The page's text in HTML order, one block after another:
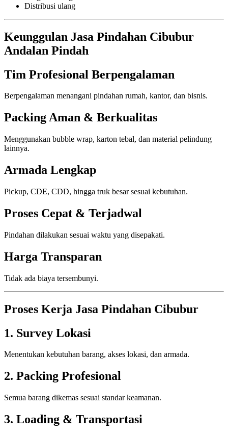
Distribusi ulang
Keunggulan Jasa Pindahan Cibubur
Andalan Pindah
Tim Profesional Berpengalaman
Berpengalaman menangani pindahan rumah, kantor, dan bisnis.
Packing Aman & Berkualitas
Menggunakan bubble wrap, karton tebal, dan material pelindung
lainnya.
Armada Lengkap
Pickup, CDE, CDD, hingga truk besar sesuai kebutuhan.
Proses Cepat & Terjadwal
Pindahan dilakukan sesuai waktu yang disepakati.
Harga Transparan
Tidak ada biaya tersembunyi.
Proses Kerja Jasa Pindahan Cibubur
1. Survey Lokasi
Menentukan kebutuhan barang, akses lokasi, dan armada.
2. Packing Profesional
Semua barang dikemas sesuai standar keamanan.
3. Loading & Transportasi